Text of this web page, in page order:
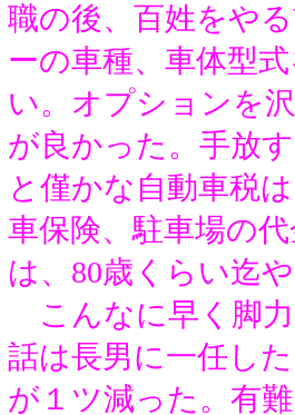
職の後、百姓をや
ーの車種、車体型
い。オプションを
が良かった。手放
と僅かな自動車税
車保険、駐車場の
は、80歳くらい迄
こんなに早く脚
話は長男に一任し
が１ツ減った。有